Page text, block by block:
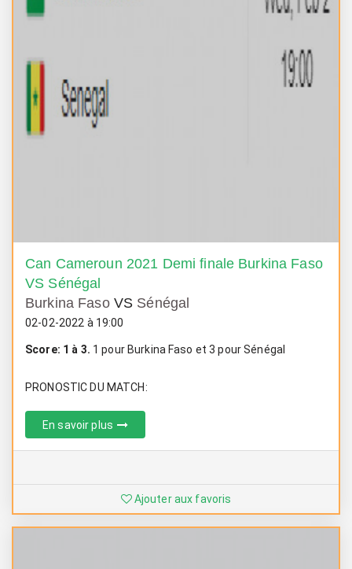
Can Cameroun 2021 Demi finale Burkina Faso
VS Sénégal
Burkina Faso VS Sénégal
02-02-2022 à 19:00
Score: 1 à 3. 1 pour Burkina Faso et 3 pour Sénégal
PRONOSTIC DU MATCH:
En savoir plus
Ajouter aux favoris